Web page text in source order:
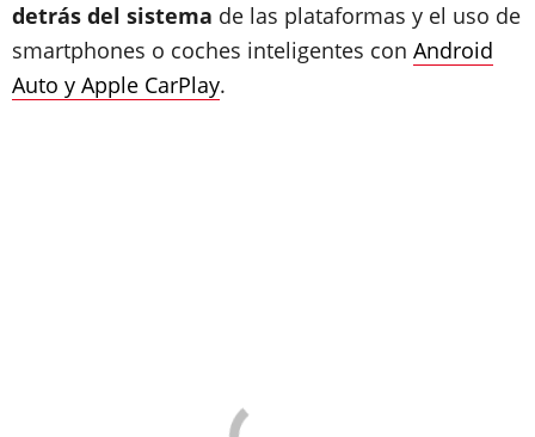
detrás del sistema de las plataformas y el uso de
smartphones o coches inteligentes con Android
Auto y Apple CarPlay.